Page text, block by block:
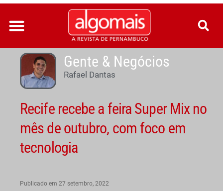
Ir
para
conteúdo
Gente & Negócios
Rafael Dantas
Recife recebe a feira Super Mix no
mês de outubro, com foco em
tecnologia
Publicado em 27 setembro, 2022